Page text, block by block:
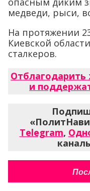
медведи, рыси,
На протяжении
Киевской
сталкеров.
Отблагодарить
и
Telegram,